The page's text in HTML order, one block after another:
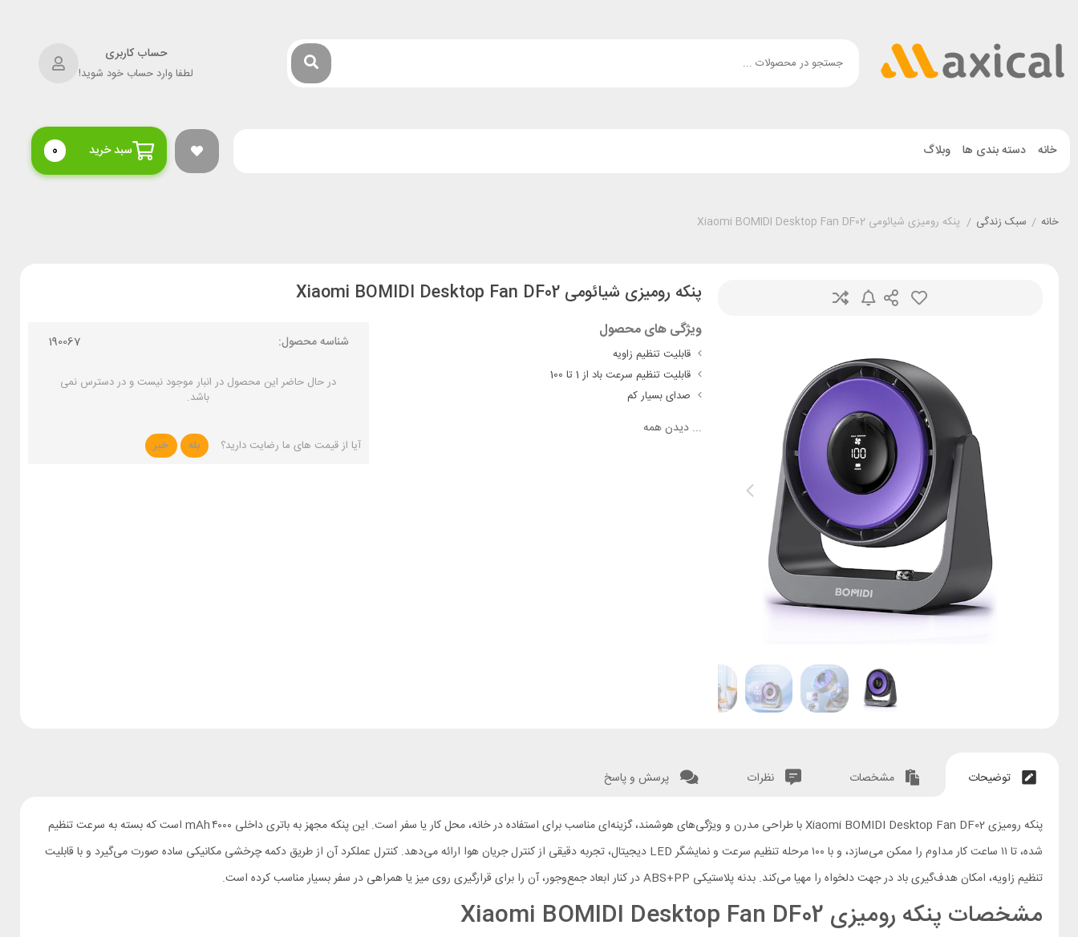
حساب کاربری
لطفا وارد حساب خود شوید!
خانه دسته بندی ها وبلاگ سبد خرید 0
خانه / سبک زندگی / پنکه رومیزی شیائومی Xiaomi BOMIDI Desktop Fan DF02
پنکه رومیزی شیائومی Xiaomi BOMIDI Desktop Fan DF02
ویژگی های محصول
قابلیت تنظیم زاویه
قابلیت تنظیم سرعت باد از 1 تا 100
صدای بسیار کم
...دیدن همه
شناسه محصول: 190067
در حال حاضر این محصول در انبار موجود نیست و در دسترس نمی
باشد.
آیا از قیمت های ما رضایت دارید؟ بله خیر
توضیحات مشخصات نظرات پرسش و پاسخ
پنکه رومیزی Xiaomi BOMIDI Desktop Fan DF02 با طراحی مدرن و ویژگی‌های هوشمند، گزینه‌ای مناسب برای استفاده در خانه، محل کار یا سفر است. این پنکه مجهز به باتری داخلی ۴۰۰۰ mAh است که بسته به سرعت تنظیم
شده، تا ۱۱ ساعت کار مداوم را ممکن می‌سازد، و با ۱۰۰ مرحله تنظیم سرعت و نمایشگر LED دیجیتال، تجربه دقیقی از کنترل جریان هوا ارائه می‌دهد
.کنترل عملکرد آن از طریق دکمه چرخشی مکانیکی ساده صورت می‌گیرد و با قابلیت
تنظیم زاویه، امکان هدف‌گیری باد در جهت دلخواه را مهیا می‌کند.بدنه پلاستیکی ABS+PP در کنار ابعاد جمع‌وجور، آن را برای قرارگیری روی میز یا همراهی در سفر بسیار مناسب کرده است .
مشخصات پنکه رومیزی Xiaomi BOMIDI Desktop Fan DF02